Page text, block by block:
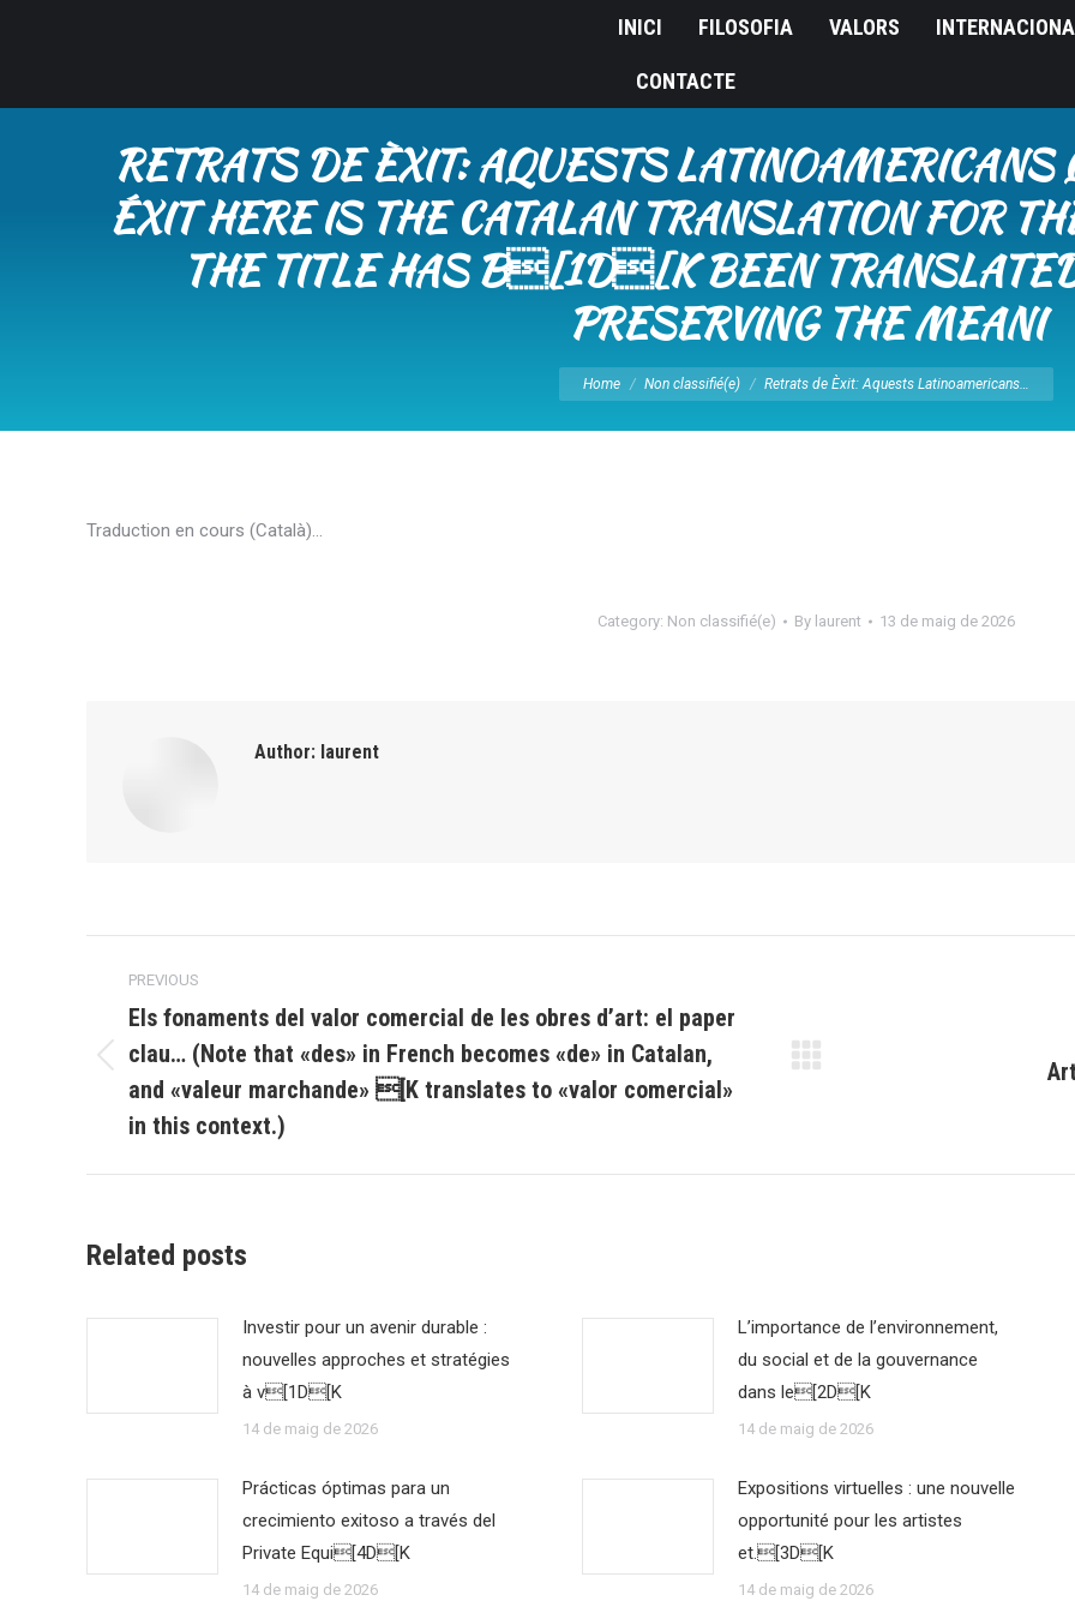
INICI FILOSOFIA VALORS
CONTACTE
RETRATS DE ÈXIT: AQUESTS LATINOAMERICANS
ÉXIT HERE IS THE CATALAN TRANSLATION FOR
THE TITLE HAS B[1D[K BEEN
PRESERVING THE MEANI
You are here:
Home Non classifié(e) Retrats de Èxit: Aquests Latinoamericans…
Traduction en cours (Català)…
Category: Non classifié(e) By laurent 13 de maig de 2026
Author: laurent
Post
navigation
PREVIOUS
Previous
post:
Els fonaments del valor comercial de les obres d’art: el paper
clau… (Note that «des» in French becomes «de» in Catalan,
and «valeur marchande» [K translates to «valor comercial»
in this context.)
Related posts
Investir pour un avenir durable :
nouvelles approches et stratégies
à v[1D[K
14 de maig de 2026
L’importance de l’environnement,
du social et de la gouvernance
dans le[2D[K
14 de maig de 2026
Prácticas óptimas para un
crecimiento exitoso a través del
Private Equi[4D[K
14 de maig de 2026
Expositions virtuelles : une nouvelle
opportunité pour les artistes
et.[3D[K
14 de maig de 2026